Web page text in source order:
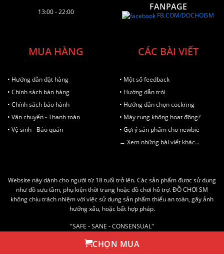
13:00 - 22:00 FANPAGE
FB.COM/DOCHOISM
MUA HÀNG
• Hướng dẫn đặt hàng
• Chính sách bán hàng
• Chính sách bảo hành
• Vận chuyển - Thanh toán
• Vệ sinh - Bảo quản
CÁC BÀI VIẾT
• Một số feedback
• Hướng dẫn trói
• Hướng dẫn chọn cockring
• Máy rung không hoạt động?
• Gợi ý sản phẩm cho newbie
→ Xem những bài viết khác...
Website này dành cho người từ 18 tuổi trở lên. Các sản phẩm được sử dụng
như đồ sưu tầm, phụ kiện thời trang hoặc đồ chơi hỗ trợ. ĐỒ CHƠI SM
không chịu trách nhiệm với việc sử dụng sản phẩm thiếu an toàn, gây ảnh
hưởng xấu, hoặc bất hợp pháp.
"SAFE - SANE - CONSENSUAL"
CHỌN MUA